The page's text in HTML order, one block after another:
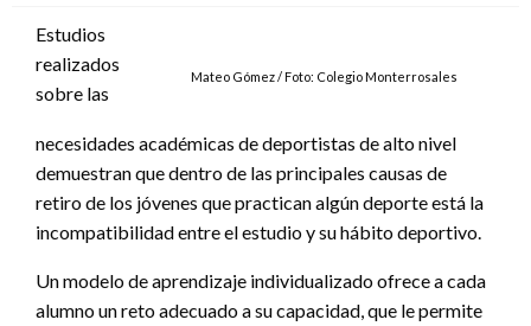
Mateo Gómez / Foto: Colegio Monterrosales
Estudios
realizados
sobre las
necesidades académicas de deportistas de alto nivel
demuestran que dentro de las principales causas de
retiro de los jóvenes que practican algún deporte está la
incompatibilidad entre el estudio y su hábito deportivo.
Un modelo de aprendizaje individualizado ofrece a cada
alumno un reto adecuado a su capacidad, que le permite